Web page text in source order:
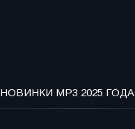
НОВИНКИ MP3 2025 ГОДА